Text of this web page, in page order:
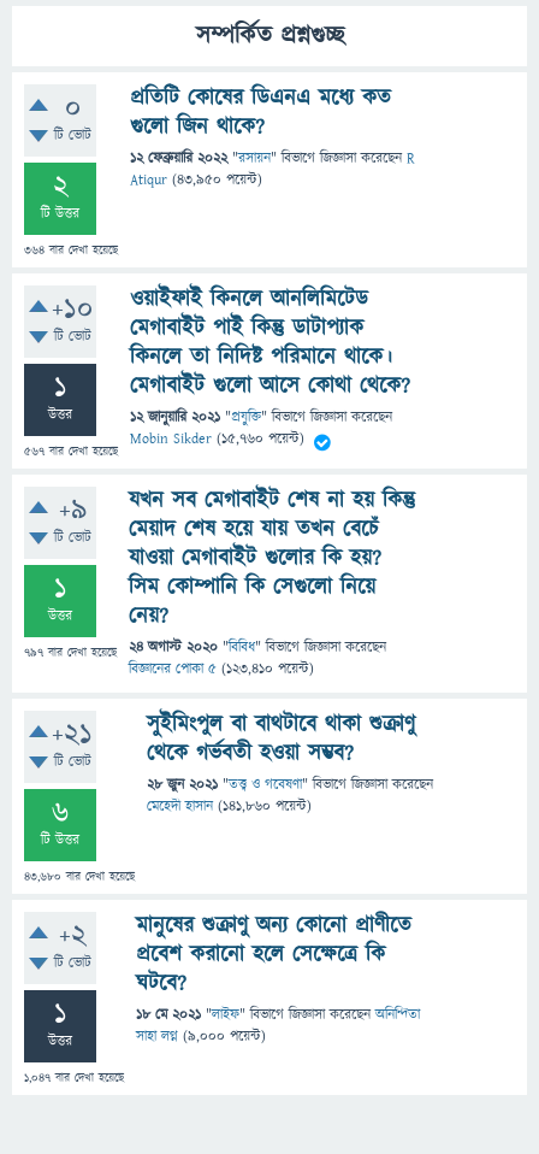
সম্পর্কিত প্রশ্নগুচ্ছ
0
টি ভোট
2
টি উত্তর
364 বার দেখা হয়েছে
প্রতিটি কোষের ডিএনএ মধ্যে কত
গুলো জিন থাকে?
12 ফেব্রুয়ারি 2022 "রসায়ন" বিভাগে জিজ্ঞাসাকরেছেনR
Atiqur (43,950 পয়েন্ট)
+10
টি ভোট
1
উত্তর
567 বার দেখা হয়েছে
ওয়াইফাই কিনলে আনলিমিটেড
মেগাবাইট পাই কিন্তু ডাটাপ্যাক
কিনলে তা নিদিষ্ট পরিমানে থাকে।
মেগাবাইট গুলো আসে কোথা থেকে?
12 জানুয়ারি 2021 "প্রযুক্তি" বিভাগে জিজ্ঞাসাকরেছেন
Mobin Sikder (15,760 পয়েন্ট)
+9
টি ভোট
1
উত্তর
797 বার দেখা হয়েছে
যখন সব মেগাবাইট শেষ না হয় কিন্তু
মেয়াদ শেষ হয়ে যায় তখন বেচেঁ
যাওয়া মেগাবাইট গুলোর কি হয়?
সিম কোম্পানি কি সেগুলো নিয়ে
নেয়?
24 অগাস্ট 2020 "বিবিধ" বিভাগে জিজ্ঞাসাকরেছেন
বিজ্ঞানের পোকা ৫ (123,410 পয়েন্ট)
+21
টি ভোট
6
টি উত্তর
43,680 বার দেখা হয়েছে
সুইমিংপুল বা বাথটাবে থাকা শুক্রাণু
থেকে গর্ভবতী হওয়া সম্ভব?
28 জুন 2021 "তত্ত্ব ও গবেষণা" বিভাগে জিজ্ঞাসাকরেছেন
মেহেদী হাসান (141,860 পয়েন্ট)
+2
টি ভোট
1
উত্তর
1,047 বার দেখা হয়েছে
মানুষের শুক্রাণু অন্য কোনো প্রাণীতে
প্রবেশ করানো হলে সেক্ষেত্রে কি
ঘটবে?
18 মে 2021 "লাইফ" বিভাগে জিজ্ঞাসাকরেছেনঅনিন্দিতা
সাহা লগ্ন (9,000 পয়েন্ট)